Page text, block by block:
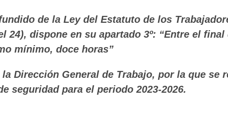
de la Ley del Estatuto de los
24), dispone en su apartado 3º: “Entre el
mínimo, doce horas”
Dirección General de Trabajo, por la que se
seguridad para el periodo 2023-2026.
🔄 Menú ✖